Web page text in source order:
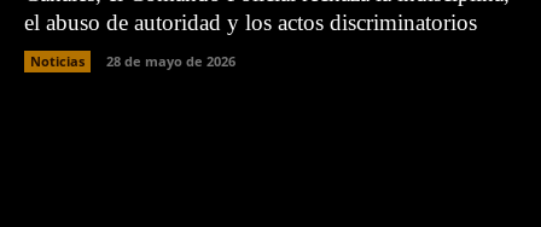
el abuso de autoridad y los actos discriminatorios
Noticias 28 de mayo de 2026